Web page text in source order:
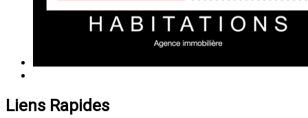
Liens Rapides